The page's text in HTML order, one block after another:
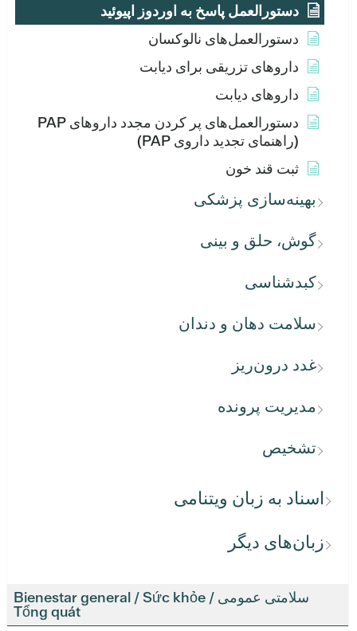
دستورالعمل پاسخ به اوردوز اپیوئید
دستورالعمل‌های نالوکسان
داروهای تزریقی برای دیابت
داروهای دیابت
دستورالعمل‌های پر کردن مجدد داروهای PAP
(راهنمای تجدید داروی PAP)
ثبت قند خون
بهینه‌سازی پزشکی
گوش، حلق و بینی
کبدشناسی
سلامت دهان و دندان
غدد درون‌ریز
مدیریت پرونده
تشخیص
اسناد به زبان ویتنامی
زبان‌های دیگر
سلامتی عمومی / Bienestar general / Sức khỏe
Tổng quát